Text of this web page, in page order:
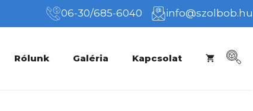
06-30/685-6040 info@szolbob.hu
Rólunk Galéria Kapcsolat